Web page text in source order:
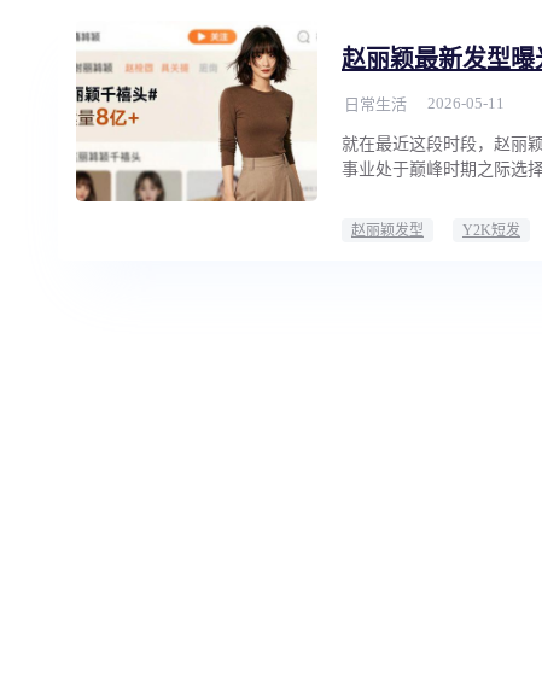
赵丽颖最新发型
日常生活 2026-05-11
就在最近这段时段，赵丽
事业处于巅峰时期之际选
赵丽颖发型 Y2K短发